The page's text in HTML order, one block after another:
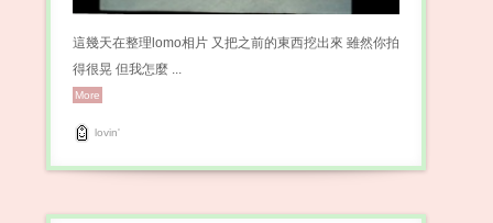
這幾天在整理lomo相片 又把之前的東西挖出來 雖然你拍
得很晃 但我怎麼 ...
More
lovin'